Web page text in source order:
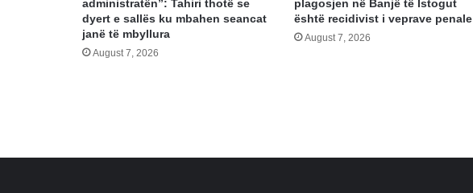
administratën”: Tahiri thotë se
dyert e sallës ku mbahen seancat
janë të mbyllura
August 7, 2026
plagosjen në Banjë të Istogut
është recidivist i veprave penale
August 7, 2026